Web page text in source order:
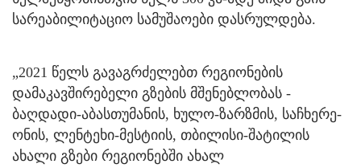
სარეაბილიტაციო სამუშაოები დასრულდება.
„2021 წელს გავაგრძელებთ რეგიონების
დამაკავშირებელი გზების მშენებლობას -
ბაღდადი-აბასთუმანის, ხულო-ზარზმის, საჩხერე-
ონის, ლენტეხი-მესტიის, თბილისი-შატილის
ახალი გზები რეგიონებში ახალ